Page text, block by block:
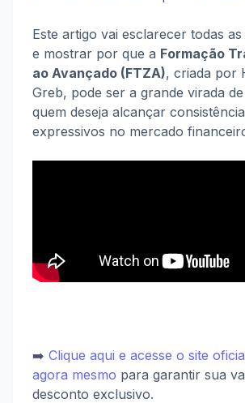
Este artigo vai esclarecer todas as
e mostrar por que a Formação
ao Avançado (FTZA), criada por
Greb, pode ser a grande virada
quem deseja alcançar
expressivos no mercado
➡️ Clique aqui e acesse o site
agora mesmo para garantir sua
desconto exclusivo.